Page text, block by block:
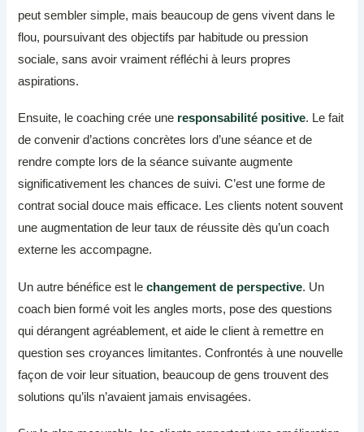
peut sembler simple, mais beaucoup de gens vivent dans le
flou, poursuivant des objectifs par habitude ou pression
sociale, sans avoir vraiment réfléchi à leurs propres
aspirations.
Ensuite, le coaching crée une responsabilité positive. Le fait
de convenir d’actions concrètes lors d’une séance et de
rendre compte lors de la séance suivante augmente
significativement les chances de suivi. C’est une forme de
contrat social douce mais efficace. Les clients notent souvent
une augmentation de leur taux de réussite dès qu’un coach
externe les accompagne.
Un autre bénéfice est lechangement de perspective. Un
coach bien formé voit les angles morts, pose des questions
qui dérangent agréablement, et aide le client à remettre en
question ses croyances limitantes. Confrontés à une nouvelle
façon de voir leur situation, beaucoup de gens trouvent des
solutions qu’ils n’avaient jamais envisagées.